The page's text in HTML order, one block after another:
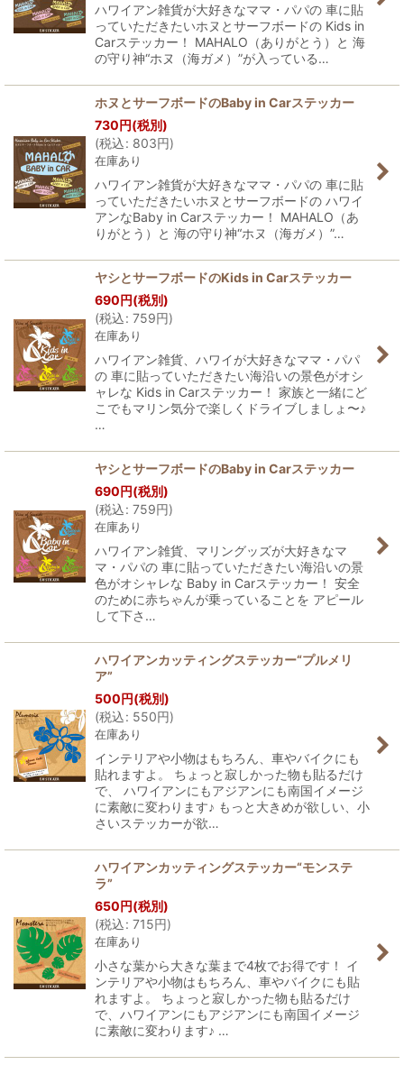
ハワイアン雑貨が大好きなママ・パパの 車に貼
っていただきたいホヌとサーフボードの Kids in
Carステッカー！ MAHALO（ありがとう）と 海
の守り神“ホヌ（海ガメ）”が入っている…
ホヌとサーフボードのBaby in Carステッカー
730円(税別)
(税込: 803円)
在庫あり
ハワイアン雑貨が大好きなママ・パパの 車に貼
っていただきたいホヌとサーフボードの ハワイ
アンなBaby in Carステッカー！ MAHALO（あ
りがとう）と 海の守り神“ホヌ（海ガメ）”…
ヤシとサーフボードのKids in Carステッカー
690円(税別)
(税込: 759円)
在庫あり
ハワイアン雑貨、ハワイが大好きなママ・パパ
の 車に貼っていただきたい海沿いの景色がオシ
ャレな Kids in Carステッカー！ 家族と一緒にど
こでもマリン気分で楽しくドライブしましょ〜♪
…
ヤシとサーフボードのBaby in Carステッカー
690円(税別)
(税込: 759円)
在庫あり
ハワイアン雑貨、マリングッズが大好きなマ
マ・パパの 車に貼っていただきたい海沿いの景
色がオシャレな Baby in Carステッカー！ 安全
のために赤ちゃんが乗っていることを アピール
して下さ…
ハワイアンカッティングステッカー“プルメリ
ア”
500円(税別)
(税込: 550円)
在庫あり
インテリアや小物はもちろん、車やバイクにも
貼れますよ。 ちょっと寂しかった物も貼るだけ
で、 ハワイアンにもアジアンにも南国イメージ
に素敵に変わります♪ もっと大きめが欲しい、小
さいステッカーが欲…
ハワイアンカッティングステッカー“モンステ
ラ”
650円(税別)
(税込: 715円)
在庫あり
小さな葉から大きな葉まで4枚でお得です！ イ
ンテリアや小物はもちろん、車やバイクにも貼
れますよ。 ちょっと寂しかった物も貼るだけ
で、ハワイアンにもアジアンにも南国イメージ
に素敵に変わります♪ …